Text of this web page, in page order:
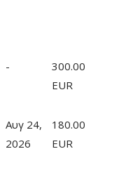
-
300.00
EUR
Αυγ 24,
2026
180.00
EUR